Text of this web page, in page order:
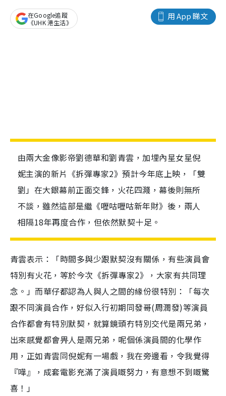
用 App 睇文
在Google追蹤
《UHK 港生活》
由兩大金像影帝劉德華和劉青雲，加埋內星女星倪
妮主演的新片《拆彈專家2》預計今年底上映，「雙
劉」在大銀幕前正面交鋒，火花四濺，幕後則無所
不談，雖然這部是繼《嚦咕嚦咕新年財》後，兩人
相隔18年再度合作，但依然默契十足。
青雲表示：「時間多與少跟默契沒有關係，有些演員會
特別有火花，等於今次《拆彈專家2》，大家有共同理
念。」而華仔都認為人與人之間的緣份很特別：「每次
跟不同演員合作，好似入行初期同發哥(周潤發)等演員
合作都會有特別默契，就算鏡頭冇特別交代是兩兄弟，
出來感覺都會畀人是兩兄弟，呢個係演員間的化學作
用，正如青雲同倪妮有一場戲，我在旁邊看，令我覺得
『嘩』，成套電影充滿了演員嘅努力，有意想不到嘅驚
喜！」